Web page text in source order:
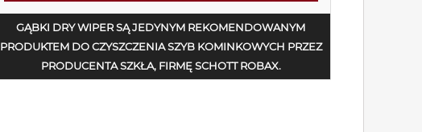
GĄBKI DRY WIPER SĄ JEDYNYM REKOMENDOWANYM
PRODUKTEM DO CZYSZCZENIA SZYB KOMINKOWYCH PRZEZ
PRODUCENTA SZKŁA, FIRMĘ SCHOTT ROBAX.